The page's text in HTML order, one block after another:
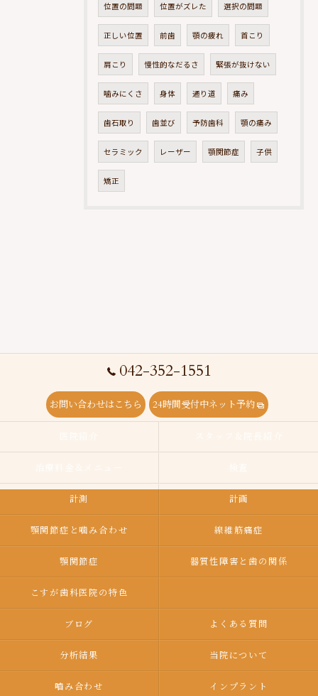
位置の問題 位置がズレた 選択の問題
正しい位置 前歯 顎の疲れ 首こり
肩こり 慢性的なだるさ 緊張が抜けない
噛みにくさ 身体 通り道 痛み
歯石取り 歯並び 予防歯科 顎の痛み
セラミック レーザー 顎関節症 子供
矯正
042-352-1551
お問い合わせはこちら 24時間受付中ネット予約
計測 計画
顎関節症と噛み合わせ 線維筋痛症
顎関節症 器質性障害と歯の関係
こすが歯科医院の特色
ブログ よくある質問
分析結果 当院について
嚙み合わせ インプラント